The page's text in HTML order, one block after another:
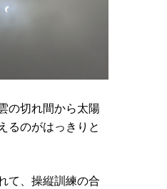
の切れ間から太陽
るのがはっきりと
て、操縦訓練の合